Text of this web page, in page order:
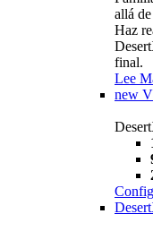
allá
Haz
final.
Lee
new